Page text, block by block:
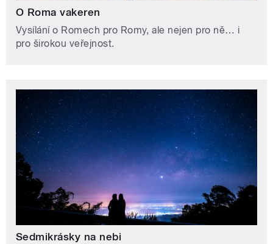
O Roma vakeren
Vysílání o Romech pro Romy, ale nejen pro ně… i
pro širokou veřejnost.
Sedmikrásky na nebi